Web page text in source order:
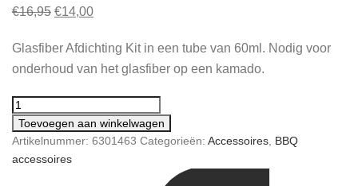
€16,95 Oorspronkelijke
was:
€16,95.
€14,00Huidige
is:
€14,00.
Glasfiber Afdichting Kit in een tube van 60ml. Nodig voor
onderhoud van het glasfiber op een kamado.
Toevoegen aan winkelwagen
Artikelnummer: 6301463 Categorieën: Accessoires, BBQ
accessoires